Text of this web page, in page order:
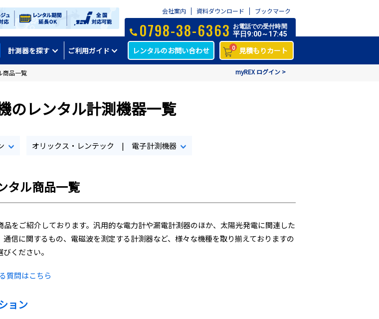
会社案内 資料ダウンロード ブックマーク
計測器を探す ご利用ガイド
0798-38-6363 お電話での受付時間
平日9:00～17:45
レンタルのお問い合わせ 0 見積もりカート
myREX ログイン >
商品一覧
のレンタル計測機器一覧
オリックス・レンテック | 電子計測機器
タル商品一覧
品をご紹介しております。汎用的な電力計や漏電計測器のほか、太陽光発電に関連した
通信に関するもの、電磁波を測定する計測器など、様々な機種を取り揃えておりますの
ください。
質問はこちら
ョン